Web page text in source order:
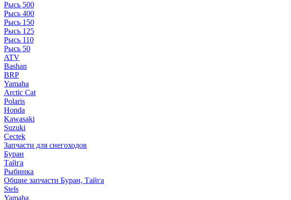
Рысь 500
Рысь 400
Рысь 150
Рысь 125
Рысь 110
Рысь 50
ATV
Bashan
BRP
Yamaha
Arctic Cat
Polaris
Honda
Kawasaki
Suzuki
Cectek
Запчасти для снегоходов
Буран
Тайга
Рыбинка
Общие запчасти Буран, Тайга
Stels
Yamaha